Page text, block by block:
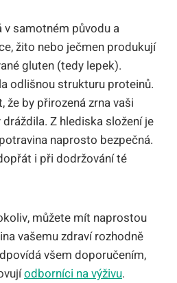
samotném původu a
žito nebo ječmen produkují
gluten (tedy lepek).
odlišnou strukturu proteinů.
by přirozená zrna vaši
Z hlediska složení je
naprosto bezpečná.
i při dodržování té
můžete mít naprostou
vašemu zdraví rozhodně
všem doporučením,
odborníci na výživu.